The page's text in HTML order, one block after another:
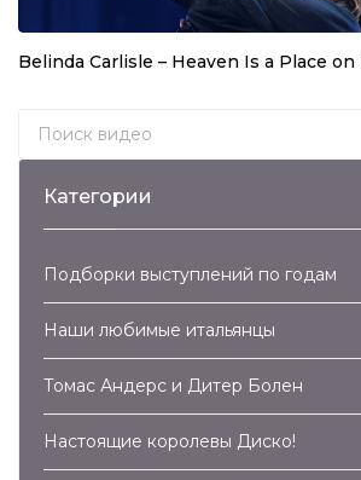
Belinda Carlisle – Heaven Is a Place on
Search for:
Категории
Подборки выступлений по годам
Наши любимые итальянцы
Томас Андерс и Дитер Болен
Настоящие королевы Диско!